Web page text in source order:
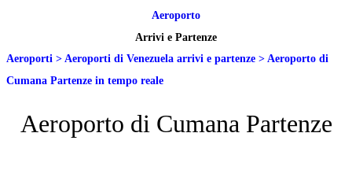
Aeroporto
Arrivi e Partenze
Aeroporti > Aeroporti di Venezuela arrivi e partenze > Aeroporto di
Cumana Partenze in tempo reale
Aeroporto di Cumana Partenze